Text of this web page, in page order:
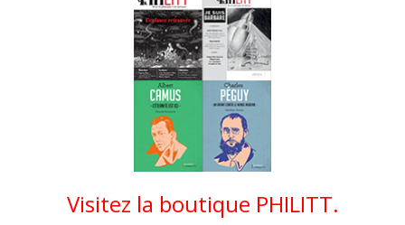
Visitez la boutique PHILITT.